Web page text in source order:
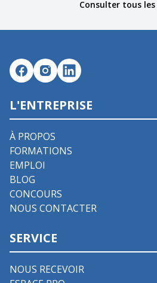
Consulter tous
L'ENTREPRISE
À PROPOS
FORMATIONS
EMPLOI
BLOG
CONCOURS
NOUS CONTACTER
SERVICE
NOUS RECEVOIR